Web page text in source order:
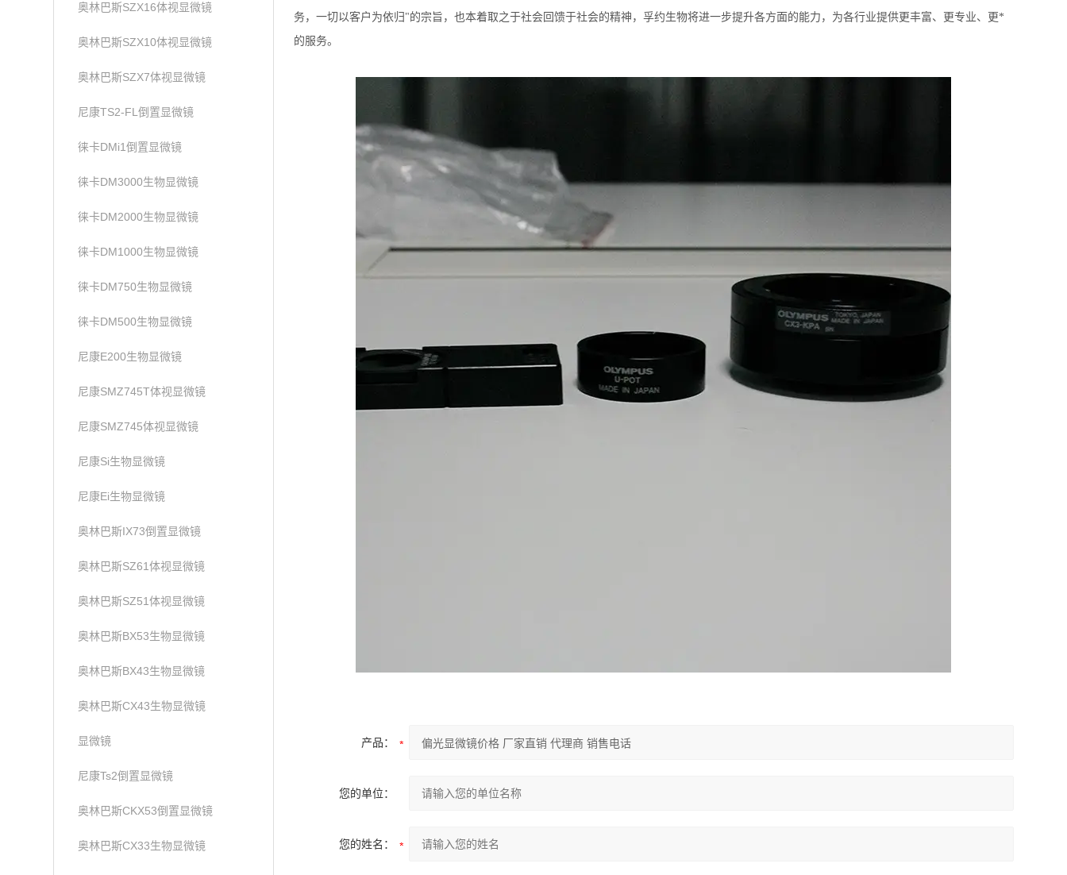
奥林巴斯SZX16体视显微镜
奥林巴斯SZX10体视显微镜
奥林巴斯SZX7体视显微镜
尼康TS2-FL倒置显微镜
徕卡DMi1倒置显微镜
徕卡DM3000生物显微镜
徕卡DM2000生物显微镜
徕卡DM1000生物显微镜
徕卡DM750生物显微镜
徕卡DM500生物显微镜
尼康E200生物显微镜
尼康SMZ745T体视显微镜
尼康SMZ745体视显微镜
尼康Si生物显微镜
尼康Ei生物显微镜
奥林巴斯IX73倒置显微镜
奥林巴斯SZ61体视显微镜
奥林巴斯SZ51体视显微镜
奥林巴斯BX53生物显微镜
奥林巴斯BX43生物显微镜
奥林巴斯CX43生物显微镜
显微镜
尼康Ts2倒置显微镜
奥林巴斯CKX53倒置显微镜
奥林巴斯CX33生物显微镜
务，一切以客户为依归"的宗旨，也本着取之于社会回馈于社会的精神，孚约生物将进一步提升各方面的能力，为各行业提供更丰富、更专业、更*
的服务。
产品：
您的单位：
您的姓名：